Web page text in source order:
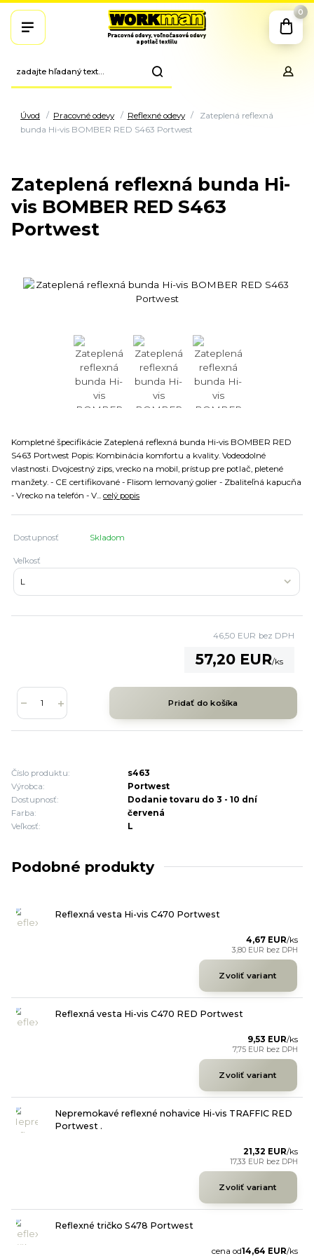
0
Úvod Pracovné odevy Reflexné odevy
Zateplená reflexná
bunda Hi-vis BOMBER RED S463 Portwest
Zateplená reflexná bunda Hi-
vis BOMBER RED S463
Portwest
Kompletné špecifikácie Zateplená reflexná bunda Hi-vis BOMBER RED
S463 Portwest Popis: Kombinácia komfortu a kvality. Vodeodolné
vlastnosti. Dvojcestný zips, vrecko na mobil, prístup pre potlač, pletené
manžety. - CE certifikované - Flisom lemovaný golier - Zbaliteľná kapucňa
- Vrecko na telefón - V... celý popis
Dostupnosť Skladom
Veľkosť
57,20 EUR/ks
46,50 EUR bez DPH
Pridať do košíka
Číslo produktu:
s463
Výrobca:
Portwest
Dostupnosť:
Dodanie tovaru do 3 - 10 dní
Farba:
červená
Veľkosť:
L
Podobné produkty
Reflexná vesta Hi-vis C470 Portwest
4,67 EUR/ks
3,80 EUR bez DPH
Zvoliť variant
Reflexná vesta Hi-vis C470 RED Portwest
9,53 EUR/ks
7,75 EUR bez DPH
Zvoliť variant
Nepremokavé reflexné nohavice Hi-vis TRAFFIC RED
Portwest .
21,32 EUR/ks
17,33 EUR bez DPH
Zvoliť variant
Reflexné tričko S478 Portwest
cena od14,64 EUR/ks